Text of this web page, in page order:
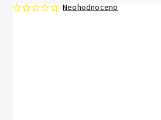
Neohodnoceno